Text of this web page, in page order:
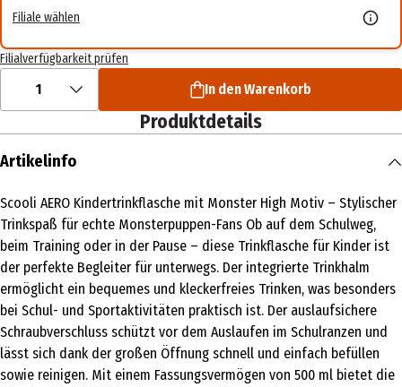
Filiale wählen
Filialverfügbarkeit prüfen
1 In den Warenkorb
Produktdetails
Artikelinfo
Scooli AERO Kindertrinkflasche mit Monster High Motiv – Stylischer
Trinkspaß für echte Monsterpuppen-Fans Ob auf dem Schulweg,
beim Training oder in der Pause – diese Trinkflasche für Kinder ist
der perfekte Begleiter für unterwegs. Der integrierte Trinkhalm
ermöglicht ein bequemes und kleckerfreies Trinken, was besonders
bei Schul- und Sportaktivitäten praktisch ist. Der auslaufsichere
Schraubverschluss schützt vor dem Auslaufen im Schulranzen und
lässt sich dank der großen Öffnung schnell und einfach befüllen
sowie reinigen. Mit einem Fassungsvermögen von 500 ml bietet die